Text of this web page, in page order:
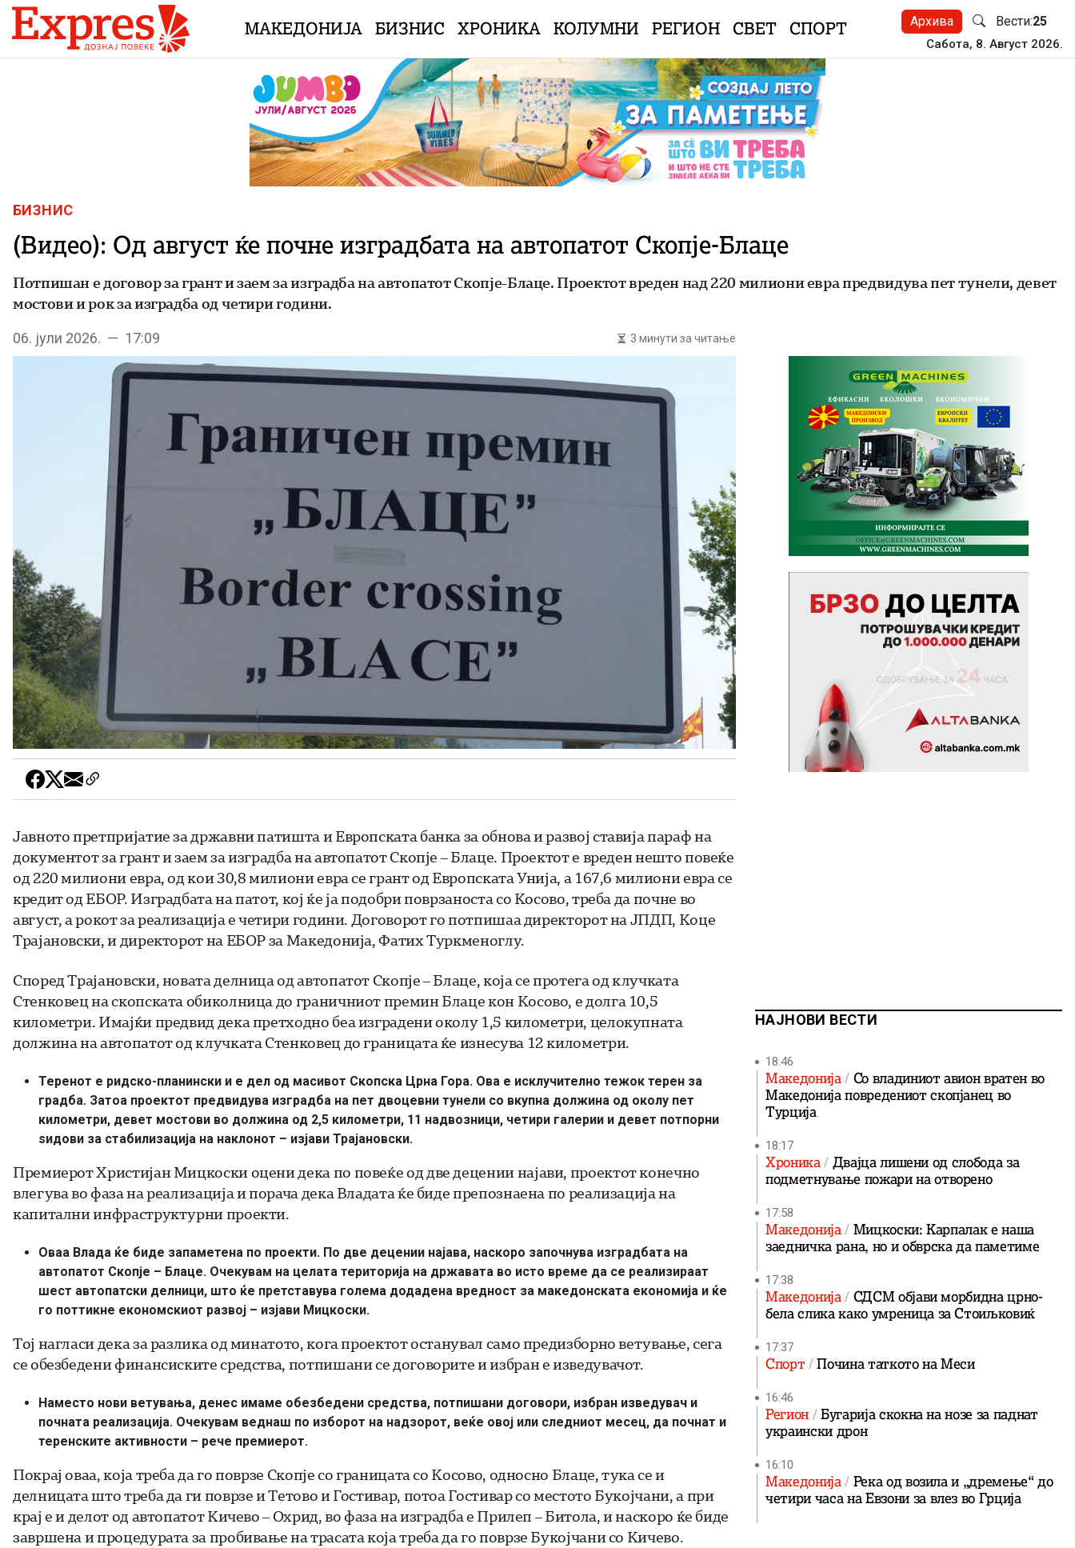
Skip to content
МАКЕДОНИЈА БИЗНИС ХРОНИКА КОЛУМНИ РЕГИОН СВЕТ СПОРТ Архива Вести:25
Сабота, 8. Август 2026.
БИЗНИС
(Видео): Од август ќе почне изградбата на автопатот Скопје-Блаце
Потпишан е договор за грант и заем за изградба на автопатот Скопје-Блаце. Проектот вреден над 220 милиони евра предвидува пет тунели, девет
мостови и рок за изградба од четири години.
06. јули 2026. — 17:09 3 минути за читање
Јавното претпријатие за државни патишта и Европската банка за обнова и развој ставија параф на
документот за грант и заем за изградба на автопатот Скопје – Блаце. Проектот е вреден нешто повеќе
од 220 милиони евра, од кои 30,8 милиони евра се грант од Европската Унија, а 167,6 милиони евра се
кредит од ЕБОР. Изградбата на патот, кој ќе ја подобри поврзаноста со Косово, треба да почне во
август, а рокот за реализација е четири години. Договорот го потпишаа директорот на ЈПДП, Коце
Трајановски, и директорот на ЕБОР за Македонија, Фатих Туркменоглу.
Според Трајановски, новата делница од автопатот Скопје – Блаце, која се протега од клучката
Стенковец на скопската обиколница до граничниот премин Блаце кон Косово, е долга 10,5
километри. Имајќи предвид дека претходно беа изградени околу 1,5 километри, целокупната
должина на автопатот од клучката Стенковец до границата ќе изнесува 12 километри.
Теренот е ридско-планински и е дел од масивот Скопска Црна Гора. Ова е исклучително тежок терен за
градба. Затоа проектот предвидува изградба на пет двоцевни тунели со вкупна должина од околу пет
километри, девет мостови во должина од 2,5 километри, 11 надвозници, четири галерии и девет потпорни
ѕидови за стабилизација на наклонот – изјави Трајановски.
Премиерот Христијан Мицкоски оцени дека по повеќе од две децении најави, проектот конечно
влегува во фаза на реализација и порача дека Владата ќе биде препознаена по реализација на
капитални инфраструктурни проекти.
Оваа Влада ќе биде запаметена по проекти. По две децении најава, наскоро започнува изградбата на
автопатот Скопје – Блаце. Очекувам на целата територија на државата во исто време да се реализираат
шест автопатски делници, што ќе претставува голема додадена вредност за македонската економија и ќе
го поттикне економскиот развој – изјави Мицкоски.
Тој нагласи дека за разлика од минатото, кога проектот останувал само предизборно ветување, сега
се обезбедени финансиските средства, потпишани се договорите и избран е изведувачот.
Наместо нови ветувања, денес имаме обезбедени средства, потпишани договори, избран изведувач и
почната реализација. Очекувам веднаш по изборот на надзорот, веќе овој или следниот месец, да почнат и
теренските активности – рече премиерот.
Покрај оваа, која треба да го поврзе Скопје со границата со Косово, односно Блаце, тука се и
делницата што треба да ги поврзе и Тетово и Гостивар, потоа Гостивар со местото Букојчани, а при
крај е и делот од автопатот Кичево – Охрид, во фаза на изградба е Прилеп – Битола, и наскоро ќе биде
завршена и процедурата за пробивање на трасата која треба да го поврзе Букојчани со Кичево.
НАЈНОВИ ВЕСТИ
18:46
Македонија Со владиниот авион вратен во
Македонија повредениот скопјанец во
Турција
18:17
Хроника Двајца лишени од слобода за
подметнување пожари на отворено
17:58
Македонија Мицкоски: Карпалак е наша
заедничка рана, но и обврска да паметиме
17:38
Македонија СДСМ објави морбидна црно-
бела слика како умреница за Стоиљковиќ
17:37
Спорт Почина таткото на Меси
16:46
Регион
Бугарија скокна на нозе за паднат
украински дрон
16:10
Македонија Река од возила и „дремење“ до
четири часа на Евзони за влез во Грција